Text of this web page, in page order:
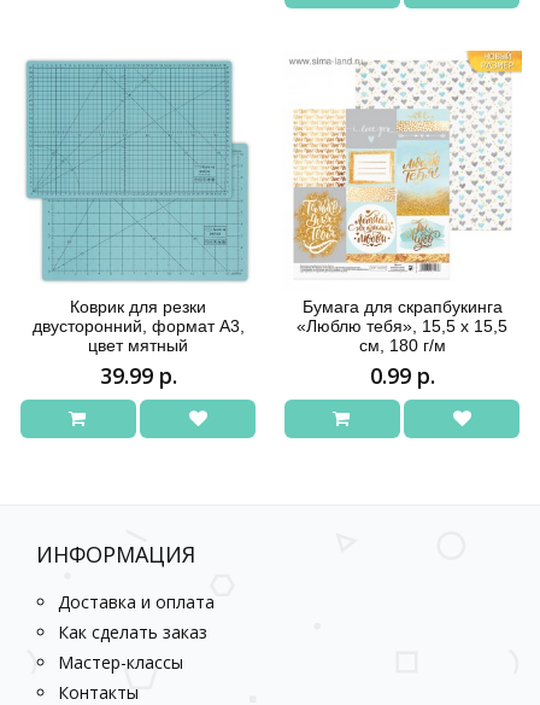
Коврик для резки
двусторонний, формат А3,
цвет мятный
39.99 р.
Бумага для скрапбукинга
«Люблю тебя», 15,5 х 15,5
см, 180 г/м
0.99 р.
ИНФОРМАЦИЯ
Доставка и оплата
Как сделать заказ
Мастер-классы
Контакты